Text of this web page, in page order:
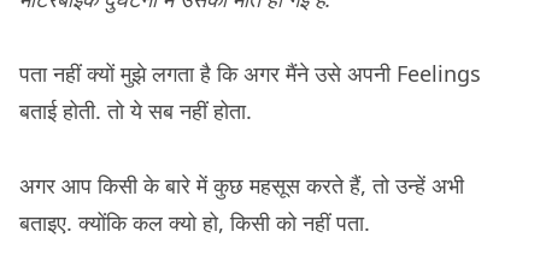
पता नहीं क्यों मुझे लगता है कि अगर मैंने उसे अपनी Feelings
बताई होती. तो ये सब नहीं होता.
अगर आप किसी के बारे में कुछ महसूस करते हैं, तो उन्हें अभी
बताइए. क्योंकि कल क्यो हो, किसी को नहीं पता.